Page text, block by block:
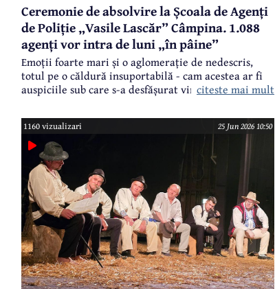
Ceremonie de absolvire la Școala de Agenți
de Poliție „Vasile Lascăr” Câmpina. 1.088
agenți vor intra de luni „în pâine”
Emoții foarte mari și o aglomerație de nedescris,
totul pe o căldură insuportabilă - cam acestea ar fi
auspiciile sub care s-a desfășurat vineri, 26 iunie,
Școlii de Agenți de Poliție „Vasile Lascăr” Câmpina.
citeste mai mult
1160 vizualizari 25 Jun 2026 10:50